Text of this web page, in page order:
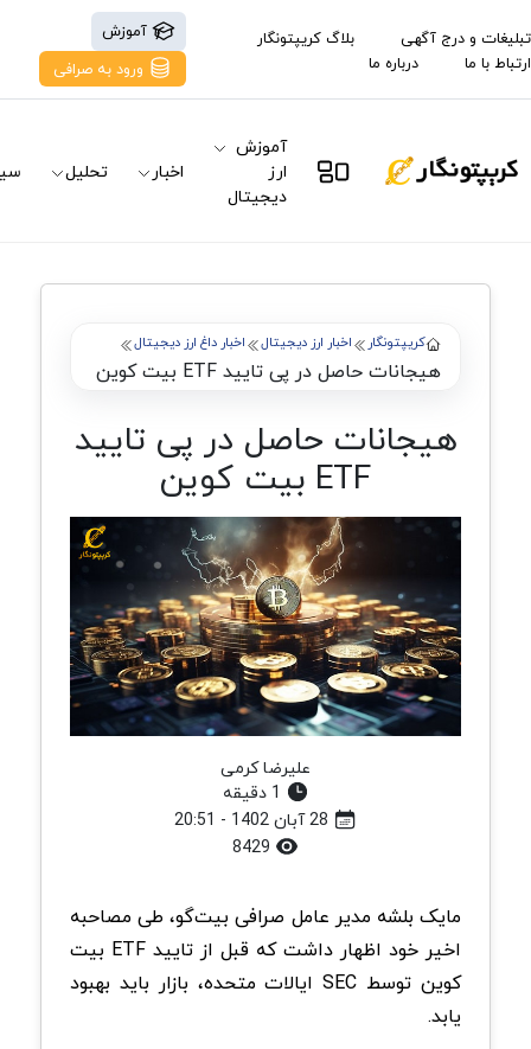
تبلیغات و درج آگهی
بلاگ کریپتونگار
ارتباط با ما
درباره ما
آموزش
ورود به صرافی
آموزش
ارز
دیجیتال
اخبار تحلیل
کریپتونگار اخبار ارز دیجیتال اخبار داغ ارز دیجیتال
هیجانات حاصل در پی تایید ETF بیت کوین
هیجانات حاصل در پی تایید
ETF بیت کوین
علیرضا کرمی
مایک بلشه مدیر عامل صرافی بیت‌گو، طی مصاحبه
اخیر خود اظهار داشت که قبل از تایید ETF بیت
کوین توسط SEC ایالات متحده، بازار باید بهبود
یابد.